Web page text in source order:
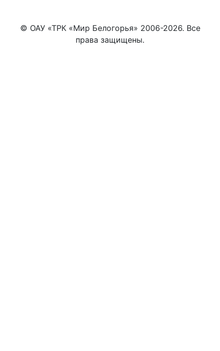
© ОАУ «ТРК «Мир Белогорья» 2006-2026. Все
права защищены.